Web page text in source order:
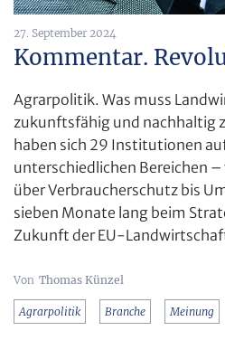
27. September 2024
Kommentar.
Agrarpolitik. Was muss
zukunftsfähig und nachhaltig
haben sich 29 Institutionen
unterschiedlichen Bereichen
über Verbraucherschutz bis
sieben Monate lang beim
Zukunft der EU-
Thomas Künzel
Agrarpolitik Branche Meinung